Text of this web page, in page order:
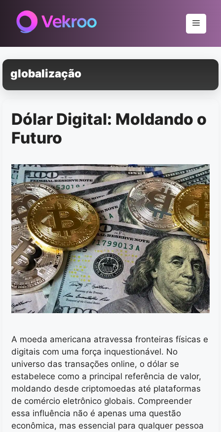
para
Menu
globalização
Dólar Digital: Moldando o
Futuro
A moeda americana atravessa fronteiras físicas e
digitais com uma força inquestionável. No
universo das transações online, o dólar se
estabelece como a principal referência de valor,
moldando desde criptomoedas até plataformas
de comércio eletrônico globais. Compreender
essa influência não é apenas uma questão
econômica, mas essencial para qualquer pessoa